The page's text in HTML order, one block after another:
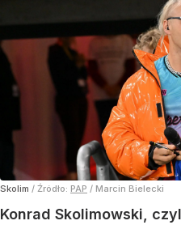
Skolim / Źródło: PAP / Marcin Bielecki
Konrad Skolimowski,